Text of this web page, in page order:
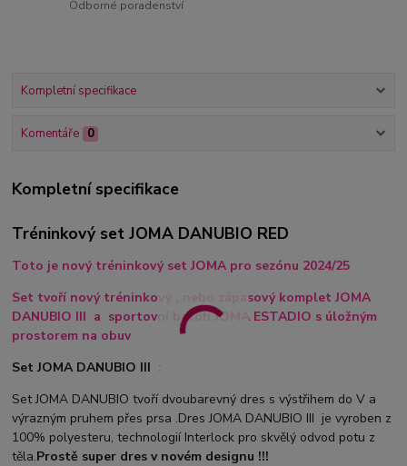
Odborné poradenství
Kompletní specifikace
Komentáře 0
Kompletní specifikace
Tréninkový set JOMA DANUBIO RED
Toto je nový tréninkový set JOMA pro sezónu 2024/25
Set tvoří nový tréninkový , nebo zápasový komplet JOMA
DANUBIO III a sportovní batoh JOMA ESTADIO s úložným
prostorem na obuv
Set JOMA DANUBIO III :
Set JOMA DANUBIO tvoří dvoubarevný dres s výstřihem do V a
výrazným pruhem přes prsa .Dres JOMA DANUBIO III je vyroben z
100% polyesteru, technologií Interlock pro skvělý odvod potu z
těla.Prostě super dres v novém designu !!!